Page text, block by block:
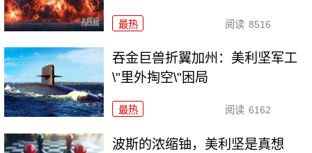
最热 阅读 8516
吞金巨兽折翼加州：美利坚军工
\"里外掏空\"困局
最热 阅读 6162
波斯的浓缩铀，美利坚是真想